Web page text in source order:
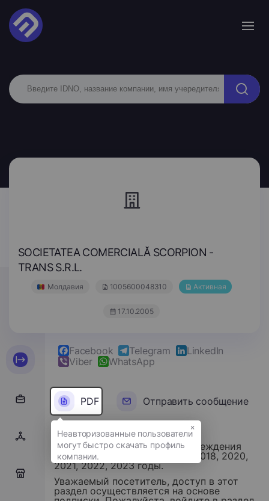
SOCIETATEA COMERCIALĂ SCORPION -
TRANS S.R.L.
Молдавия 1005600048310 Активная
17.10.2005
Facebook Telegram
LinkedIn
Viber
WhatsApp
PDF Отправить сообщение
Финансовые отчеты этого учреждения
хранятся за 2015, 2016, 2017, 2018, 2020,
2021, 2022, 2023 годы.
Уважаемый посетитель, доступ в этот
раздел осуществляется на основе
×